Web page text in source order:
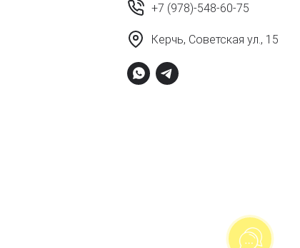
+7 (978)-548-60-75
Керчь, Советская ул., 15